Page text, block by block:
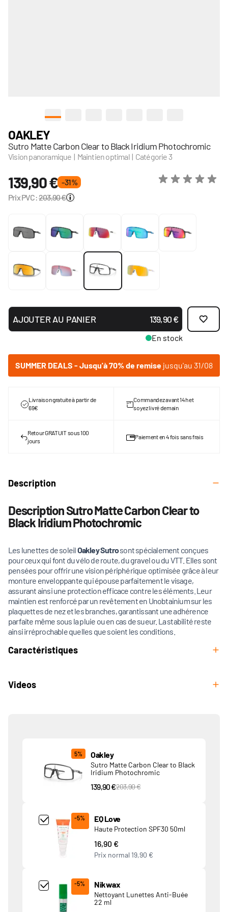
OAKLEY
Sutro Matte Carbon Clear to Black Iridium Photochromic
Vision panoramique | Maintien optimal | Catégorie 3
139,90 € - 31 %
Prix PVC:203,90 €
AJOUTER AU PANIER 139,90 €
En stock
SUMMER DEALS - Jusqu'à 70% de remise jusqu'au 31/08
Livraison gratuite à partir de
69€
Commandez avant 14h et
soyez livré demain
Retour GRATUIT sous 100
jours
Paiement en 4 fois sans frais
Description
Description Sutro Matte Carbon Clear to
Black Iridium Photochromic
Les lunettes de soleilOakley Sutrosont spécialement conçues
pour ceux qui font du vélo de route, du gravel ou du VTT. Elles sont
pensées pour offrir une vision périphérique optimisée grâce à leur
monture enveloppante qui épouse parfaitement le visage,
assurant ainsi une protection efficace contre les éléments. Leur
maintien est renforcé par un revêtement en Unobtainium sur les
plaquettes de nez et les branches, garantissant une adhérence
parfaite même sous la pluie ou en cas de sueur. La stabilité reste
ainsi irréprochable quelles que soient les conditions.
Caractéristiques
Videos
5% Oakley
Sutro Matte Carbon Clear to Black
Iridium Photochromic
139,90 €PVC Price
203,90 €
Add Product MjQ4MTk= undefined
-5% EQ Love
Haute Protection SPF30 50ml
16,90 €
Prix normal 19,90 €
Add Product MjkwNDA= undefined
-5% Nikwax
Nettoyant Lunettes Anti-Buée
22 ml